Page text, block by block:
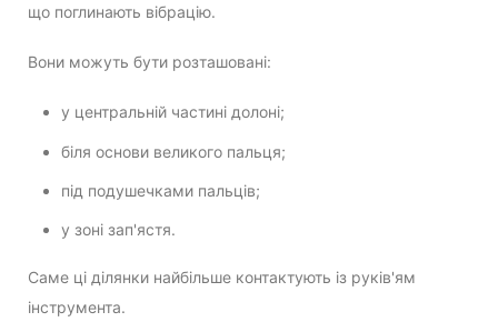
що поглинають вібрацію.
Вони можуть бути розташовані:
у центральній частині долоні;
біля основи великого пальця;
під подушечками пальців;
у зоні зап'ястя.
Саме ці ділянки найбільше контактують із руків'ям
інструмента.